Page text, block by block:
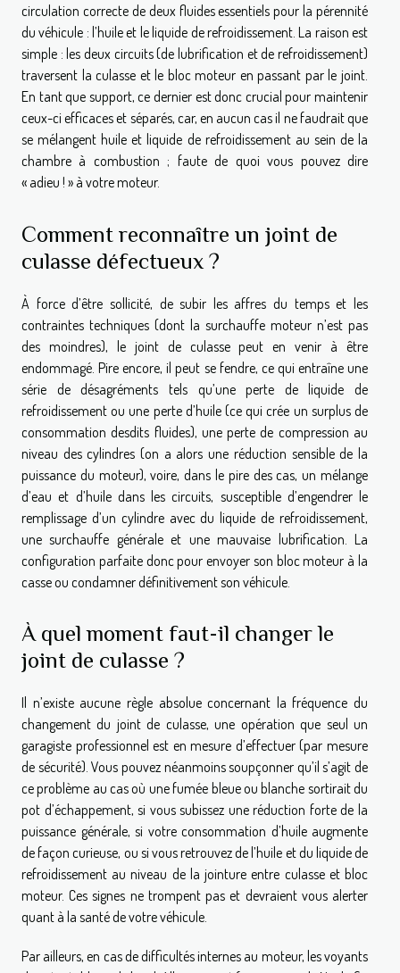
circulation correcte de deux fluides essentiels pour la pérennité
du véhicule : l’huile et le liquide de refroidissement. La raison est
simple : les deux circuits (de lubrification et de refroidissement)
traversent la culasse et le bloc moteur en passant par le joint.
En tant que support, ce dernier est donc crucial pour maintenir
ceux-ci efficaces et séparés, car, en aucun cas il ne faudrait que
se mélangent huile et liquide de refroidissement au sein de la
chambre à combustion ; faute de quoi vous pouvez dire
« adieu ! » à votre moteur.
Comment reconnaître un joint de
culasse défectueux ?
À force d’être sollicité, de subir les affres du temps et les
contraintes techniques (dont la surchauffe moteur n’est pas
des moindres), le joint de culasse peut en venir à être
endommagé. Pire encore, il peut se fendre, ce qui entraîne une
série de désagréments tels qu’une perte de liquide de
refroidissement ou une perte d’huile (ce qui crée un surplus de
consommation desdits fluides), une perte de compression au
niveau des cylindres (on a alors une réduction sensible de la
puissance du moteur), voire, dans le pire des cas, un mélange
d’eau et d’huile dans les circuits, susceptible d’engendrer le
remplissage d’un cylindre avec du liquide de refroidissement,
une surchauffe générale et une mauvaise lubrification. La
configuration parfaite donc pour envoyer son bloc moteur à la
casse ou condamner définitivement son véhicule.
À quel moment faut-il changer le
joint de culasse ?
Il n’existe aucune règle absolue concernant la fréquence du
changement du joint de culasse, une opération que seul un
garagiste professionnel est en mesure d’effectuer (par mesure
de sécurité). Vous pouvez néanmoins soupçonner qu’il s’agit de
ce problème au cas où une fumée bleue ou blanche sortirait du
pot d’échappement, si vous subissez une réduction forte de la
puissance générale, si votre consommation d’huile augmente
de façon curieuse, ou si vous retrouvez de l’huile et du liquide de
refroidissement au niveau de la jointure entre culasse et bloc
moteur. Ces signes ne trompent pas et devraient vous alerter
quant à la santé de votre véhicule.
Par ailleurs, en cas de difficultés internes au moteur, les voyants